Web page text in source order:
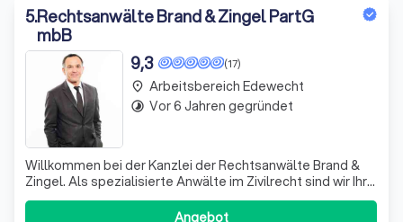
5.Rechtsanwälte Brand & Zingel PartG
mbB
(17)
9,3
Willkommen bei der Kanzlei der Rechtsanwälte Brand &
Zingel. Als spezialisierte Anwälte im Zivilrecht sind wir Ihr
zuverlässiger Partner in allen rechtlichen Belangen. Unser
Hauptaugenmerk liegt auf der Vertretung Ihrer
Angebot
place Arbeitsbereich Edewecht
timelapse Vor 6 Jahren gegründet